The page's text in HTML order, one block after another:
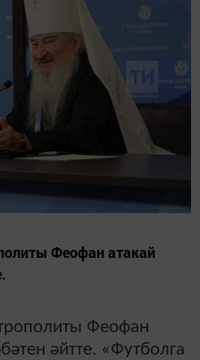
Феофан атакай
Феофан
әйтте. «Футболга